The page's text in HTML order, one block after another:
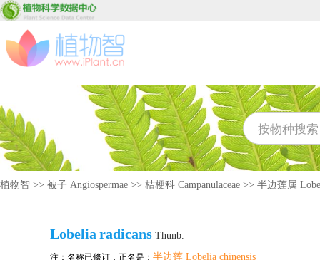
植物智 >> 被子 Angiospermae >> 桔梗科 Campanulaceae >> 半边莲属
Lobelia radicans Thunb.
注：名称已修订，正名是： 半边莲 Lobelia chinensis